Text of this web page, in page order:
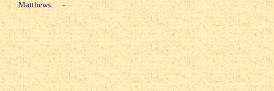
Matthews: -